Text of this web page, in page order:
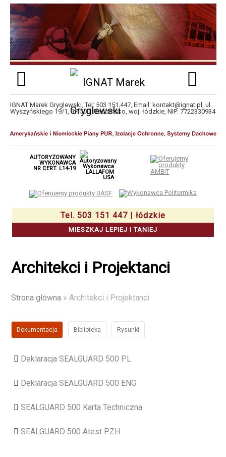
IGNAT Marek Gryglewski, Tel: 503 151 447, Email: kontakt@ignat.pl
ul.
Wyszyńskiego 19/1 97-500, Radomsko woj. łódzkie, NIP: 7722330934
Tel. 503 151 447 | łódzkie
MIESZKAJ LEPIEJ I TANIEJ
AUTORYZOWANY
WYKONAWCA
NR CERT. L14-19
Architekci i Projektanci
Strona główna »Architekci i Projektanci
Dokumentacja Biblioteka Rysunki
Deklaracja SEALGUARD 500 PL
Deklaracja SEALGUARD 500 ENG
SEALGUARD 500 Karta Techniczna
SEALGUARD 500 Atest PZH